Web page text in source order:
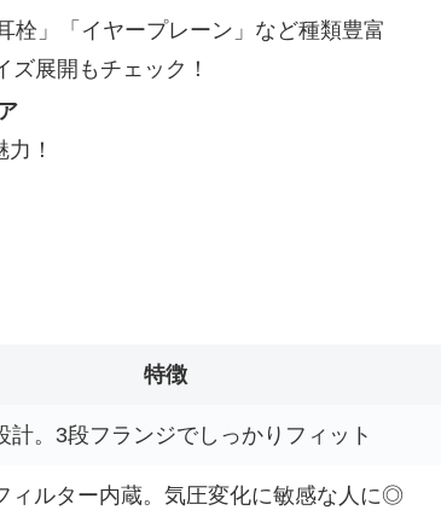
」「イヤープレーン」など種類豊富
展開もチェック！
！
特徴
計。3段フランジでしっかりフィット
ィルター内蔵。気圧変化に敏感な人に◎